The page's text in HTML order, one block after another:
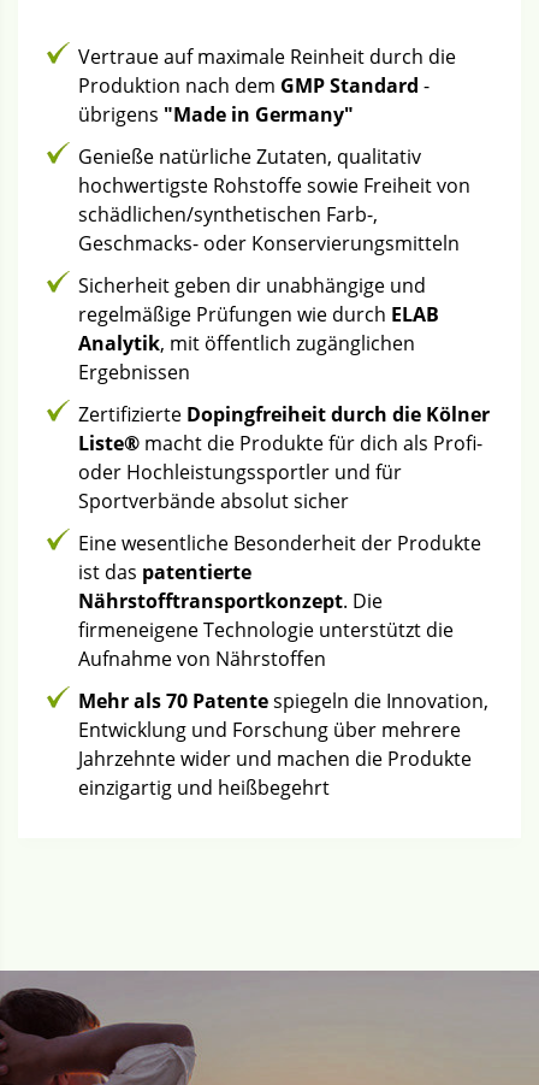
Vertraue auf maximale Reinheit durch die
Produktion nach dem GMP Standard -
übrigens "Made in Germany"
Genieße natürliche Zutaten, qualitativ
hochwertigste Rohstoffe sowie Freiheit von
schädlichen/synthetischen Farb-,
Geschmacks- oder Konservierungsmitteln
Sicherheit geben dir unabhängige und
regelmäßige Prüfungen wie durch ELAB
Analytik, mit öffentlich zugänglichen
Ergebnissen
Zertifizierte Dopingfreiheit durch die Kölner
Liste® macht die Produkte für dich als Profi-
oder Hochleistungssportler und für
Sportverbände absolut sicher
Eine wesentliche Besonderheit der Produkte
ist das patentierte
Nährstofftransportkonzept. Die
firmeneigene Technologie unterstützt die
Aufnahme von Nährstoffen
Mehr als 70 Patentespiegeln die Innovation,
Entwicklung und Forschung über mehrere
Jahrzehnte wider und machen die Produkte
einzigartig und heißbegehrt